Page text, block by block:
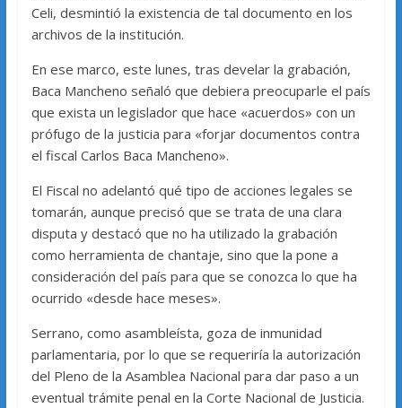
Celi, desmintió la existencia de tal documento en los
archivos de la institución.
En ese marco, este lunes, tras develar la grabación,
Baca Mancheno señaló que debiera preocuparle el país
que exista un legislador que hace «acuerdos» con un
prófugo de la justicia para «forjar documentos contra
el fiscal Carlos Baca Mancheno».
El Fiscal no adelantó qué tipo de acciones legales se
tomarán, aunque precisó que se trata de una clara
disputa y destacó que no ha utilizado la grabación
como herramienta de chantaje, sino que la pone a
consideración del país para que se conozca lo que ha
ocurrido «desde hace meses».
Serrano, como asambleísta, goza de inmunidad
parlamentaria, por lo que se requeriría la autorización
del Pleno de la Asamblea Nacional para dar paso a un
eventual trámite penal en la Corte Nacional de Justicia.